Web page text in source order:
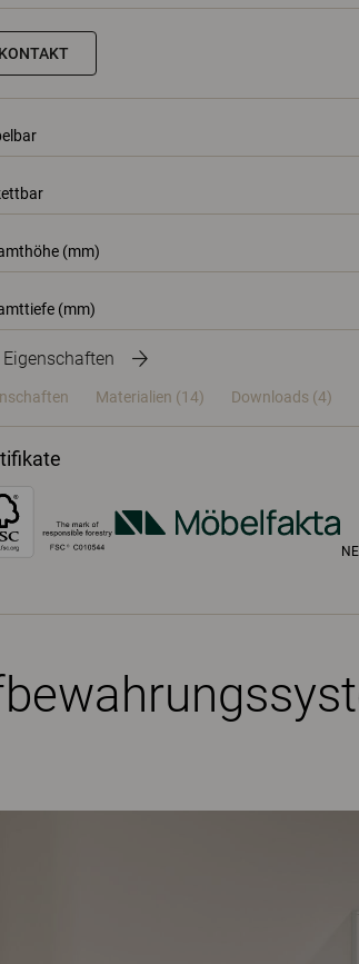
KONTAKT
(mm)
(mm)
Materialien (14) Downloads (4)